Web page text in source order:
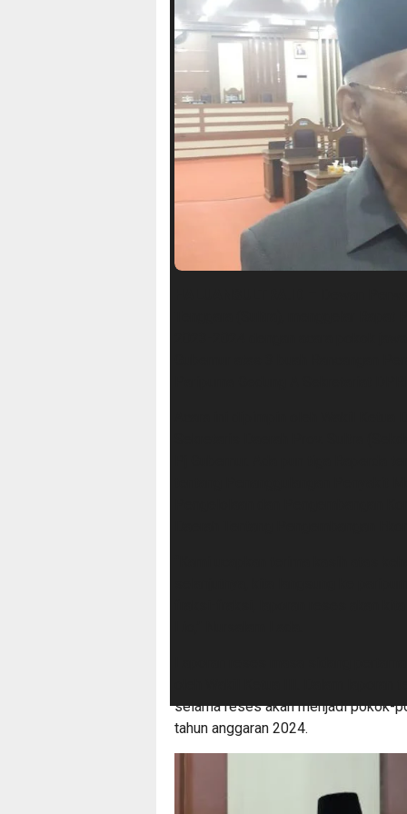
selama reses akan menjadi pokok-
tahun anggaran 2024.